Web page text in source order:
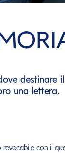
una lettera.
revocabile con il